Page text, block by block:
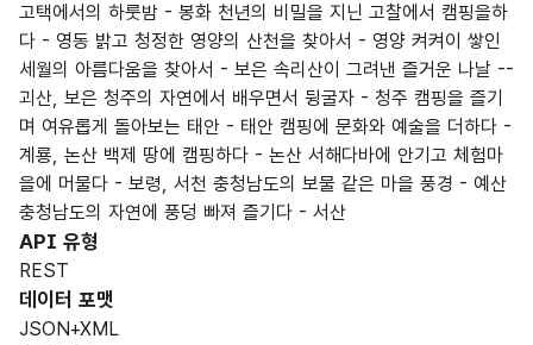
고택에서의 하룻밤 - 봉화 천년의 비밀을 지닌 고찰에서 캠핑을하
다 - 영동 밝고 청정한 영양의 산천을 찾아서 - 영양 켜켜이 쌓인
세월의 아름다움을 찾아서 - 보은 속리산이 그려낸 즐거운 나날 --
괴산, 보은 청주의 자연에서 배우면서 뒹굴자 - 청주 캠핑을 즐기
며 여유롭게 돌아보는 태안 - 태안 캠핑에 문화와 예술을 더하다 -
계룡, 논산 백제 땅에 캠핑하다 - 논산 서해다바에 안기고 체험마
을에 머물다 - 보령, 서천 충청남도의 보물 같은 마을 풍경 - 예산
충청남도의 자연에 풍덩 빠져 즐기다 - 서산
API 유형
REST
데이터 포맷
JSON+XML